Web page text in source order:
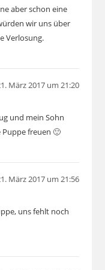
aber schon eine
wir uns über
Verlosung.
März 2017 um 21:20
und mein Sohn
freuen 🙂
März 2017 um 21:56
uns fehlt noch